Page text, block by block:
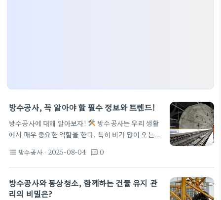
방수공사, 꼭 알아야 할 필수 정보와 트렌드!
방수공사에 대해 알아보자!
방수공사는 우리 생활
에서 매우 중요한 역할을 한다. 특히 비가 많이 오는
집 안이나 외부 공간에서 물 문제로 많은 고민을 할 수
있다. 방수공사의 중요성 물 문제는 단순히 번거로운
것 이상이다. 시간이 지나면 물이 스며들어 벽이 부패
하거나 곰팡이가 생길 수 있다.
format_list_bulleted 방수공사 · 2025-08-04 textsms 0
방수공사와 동상청소, 함께하는 건물 유지 관
리의 비밀은?